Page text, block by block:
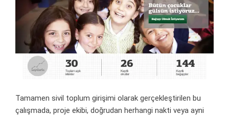
Tamamen sivil toplum girişimi olarak gerçekleştirilen bu
çalışmada, proje ekibi, doğrudan herhangi nakti veya ayni